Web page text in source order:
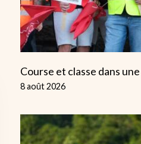
Course et classe dans
8 août 2026